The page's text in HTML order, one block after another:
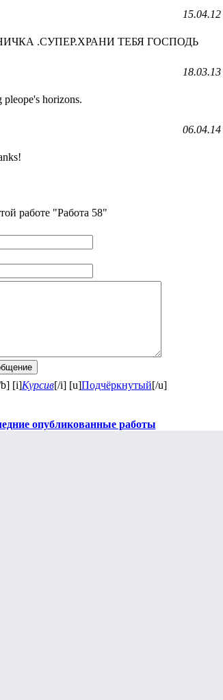
.СУПЕР.ХРАНИ ТЕБЯ ГОСПОДЬ
pleope's horizons.
работе "Работа 58"
[i]Курсив[/i] [u]Подчёркнутый[/u]
опубликованные работы